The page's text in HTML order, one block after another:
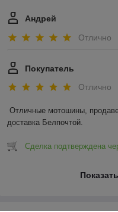
Андрей
Отлично
Покупатель
Отлично
Отличные мотошины,
доставка Белпочтой.
Сделка подтверждена